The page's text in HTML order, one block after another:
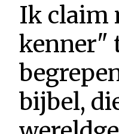
Ik claim
kenner"
bijbel,